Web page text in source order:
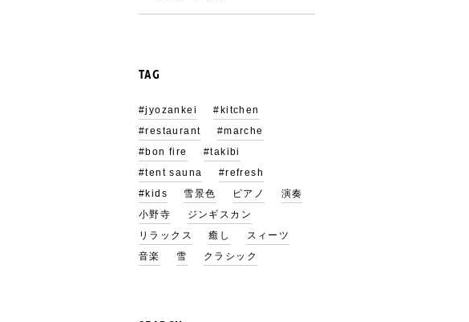
TAG
#jyozankei
#kitchen
#restaurant
#marche
#bon fire
#takibi
#tent sauna
#refresh
#kids
雪景色 ピアノ
演奏
小野寺
ジンギスカン
リラックス
癒し
スィーツ
音楽
雪 クラシック